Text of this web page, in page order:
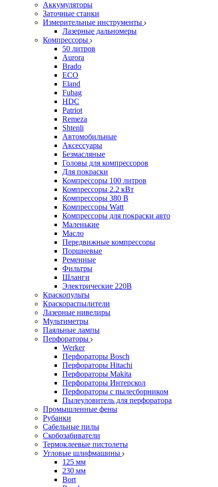
Аккумуляторы
Заточные станки
Измерительные инструменты
Лазерные дальномеры
Компрессоры
50 литров
Aurora
Brado
ECO
Eland
Fubag
HDC
Patriot
Remeza
Shtenli
Автомобильные
Аксессуары
Безмасляные
Головы для компрессоров
Для покраски
Компрессоры 100 литров
Компрессоры 2.2 кВт
Компрессоры 380 В
Компрессоры Watt
Компрессоры для покраски авто
Маленькие
Масло
Передвижные компрессоры
Поршневые
Ременные
Фильтры
Шланги
Электрические 220В
Краскопульты
Краскораспылители
Лазерные нивелиры
Мультиметры
Паяльные лампы
Перфораторы
Werker
Перфораторы Bosch
Перфораторы Hitachi
Перфораторы Makita
Перфораторы Интерскол
Перфораторы с пылесборником
Пылеуловитель для перфоратора
Промышленные фены
Рубанки
Сабельные пилы
Скобозабиватели
Термоклеевые пистолеты
Угловые шлифмашины
125 мм
230 мм
Bort